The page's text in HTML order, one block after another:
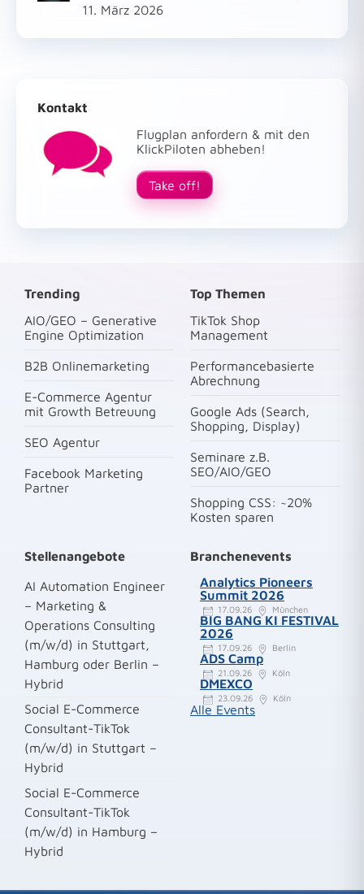
11. März 2026
Kontakt
Flugplan anfordern & mit den
KlickPiloten abheben!
Take off!
Trending
AIO/GEO – Generative
Engine Optimization
B2B Onlinemarketing
E-Commerce Agentur
mit Growth Betreuung
SEO Agentur
Facebook Marketing
Partner
Top Themen
TikTok Shop
Management
Performancebasierte
Abrechnung
Google Ads (Search,
Shopping, Display)
Seminare z.B.
SEO/AIO/GEO
Shopping CSS: ~20%
Kosten sparen
Stellenangebote
AI Automation Engineer
– Marketing &
Operations Consulting
(m/w/d) in Stuttgart,
Hamburg oder Berlin –
Hybrid
Social E-Commerce
Consultant-TikTok
(m/w/d) in Stuttgart –
Hybrid
Social E-Commerce
Consultant-TikTok
(m/w/d) in Hamburg –
Hybrid
Branchenevents
Analytics Pioneers
Summit 2026
17.09.26 München
BIG BANG KI FESTIVAL
2026
17.09.26 Berlin
ADS Camp
21.09.26 Köln
DMEXCO
23.09.26 Köln
Alle Events